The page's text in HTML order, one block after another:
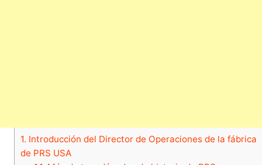
1. Introducción del Director de Operaciones de la fábrica
de PRS USA